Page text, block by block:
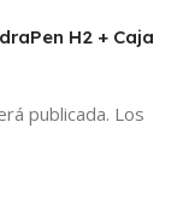
H2 + Caja
publicada. Los